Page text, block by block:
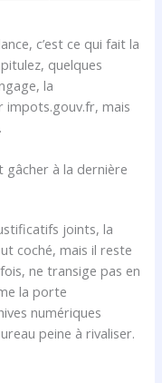
c’est ce qui fait la
quelques
la
impots.gouv.fr, mais
à la dernière
joints, la
coché, mais il reste
ne transige pas en
la porte
numériques
peine à rivaliser.